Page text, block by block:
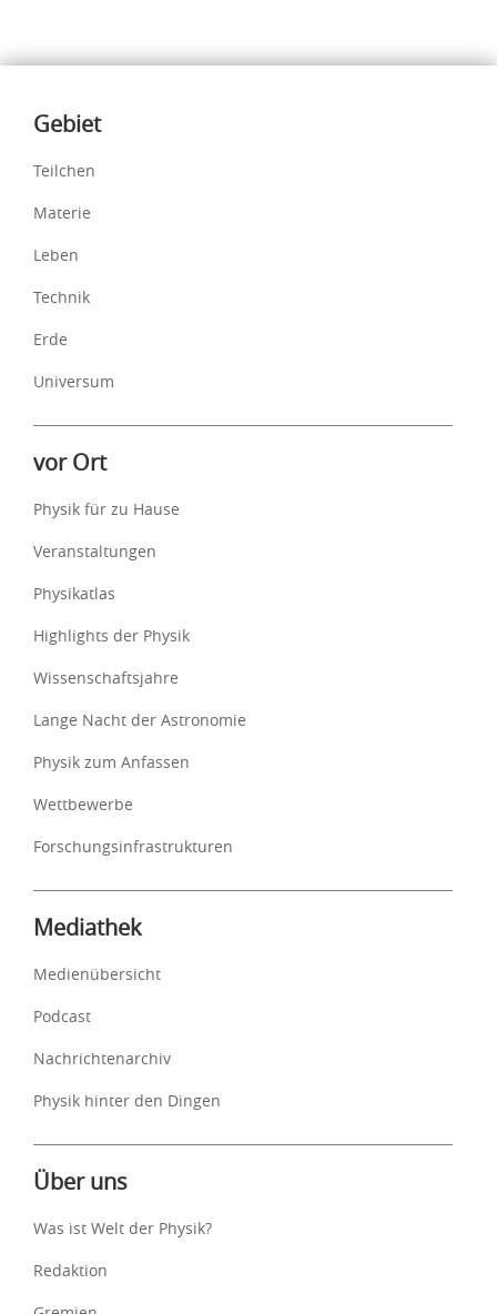
Inhalte
Gebiet
Teilchen
Materie
Leben
Technik
Erde
Universum
vor Ort
Physik für zu Hause
Veranstaltungen
Physikatlas
Highlights der Physik
Wissenschaftsjahre
Lange Nacht der Astronomie
Physik zum Anfassen
Wettbewerbe
Forschungsinfrastrukturen
Mediathek
Medienübersicht
Podcast
Nachrichtenarchiv
Physik hinter den Dingen
Über uns
Was ist Welt der Physik?
Redaktion